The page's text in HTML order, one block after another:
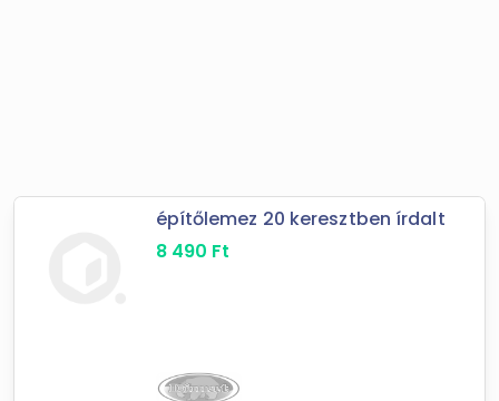
építőlemez 20 keresztben írdalt
8 490 Ft